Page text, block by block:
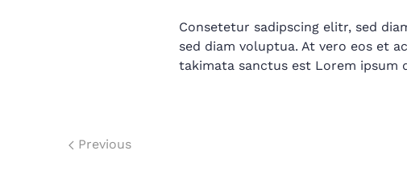
Consetetur sadipscing elitr, sed
sed diam voluptua. At vero eos et
takimata sanctus est Lorem ipsum
Previous